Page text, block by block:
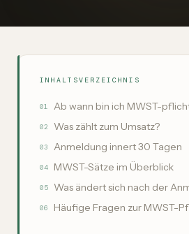
INHALTSVERZEICHNIS
01 Ab wann bin ich MWST-
02 Was zählt zum Umsatz?
03 Anmeldung innert 30 Tagen
04 MWST-Sätze im Überblick
05 Was ändert sich nach der
06 Häufige Fragen zur MWST-